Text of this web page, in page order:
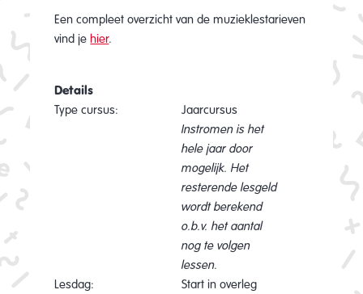
Een compleet overzicht van de muzieklestarieven
vind jehier.
Details
Type cursus:
Jaarcursus
Instromen is het
hele jaar door
mogelijk. Het
resterende lesgeld
wordt berekend
o.b.v. het aantal
nog te volgen
lessen.
Lesdag:
Start in overleg